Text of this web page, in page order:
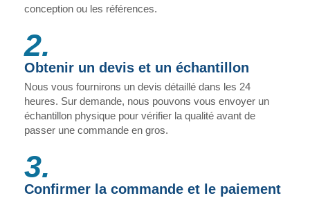
conception ou les références.
2.
Obtenir un devis et un échantillon
Nous vous fournirons un devis détaillé dans les 24
heures. Sur demande, nous pouvons vous envoyer un
échantillon physique pour vérifier la qualité avant de
passer une commande en gros.
3.
Confirmer la commande et le paiement